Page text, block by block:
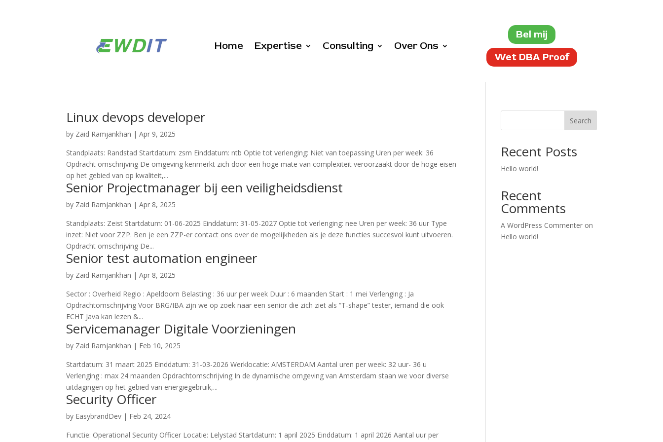
Home Expertise Consulting Over Ons
Bel mij
Wet DBA Proof
Linux devops developer
by Zaid Ramjankhan |Apr 9, 2025
Standplaats: Randstad Startdatum: zsm Einddatum: ntb Optie tot verlenging: Niet van toepassing Uren per week: 36
Opdracht omschrijving De omgeving kenmerkt zich door een hoge mate van complexiteit veroorzaakt door de hoge eisen
op het gebied van op kwaliteit,...
Senior Projectmanager bij een veiligheidsdienst
by Zaid Ramjankhan |Apr 8, 2025
Standplaats: Zeist Startdatum: 01-06-2025 Einddatum: 31-05-2027 Optie tot verlenging: nee Uren per week: 36 uur Type
inzet: Niet voor ZZP. Ben je een ZZP-er contact ons over de mogelijkheden als je deze functies succesvol kunt uitvoeren.
Opdracht omschrijving De...
Senior test automation engineer
by Zaid Ramjankhan |Apr 8, 2025
Sector : Overheid Regio : Apeldoorn Belasting : 36 uur per week Duur : 6 maanden Start : 1 mei Verlenging : Ja
Opdrachtomschrijving Voor BRG/IBA zijn we op zoek naar een senior die zich ziet als “T-shape” tester, iemand die ook
ECHT Java kan lezen &...
Servicemanager Digitale Voorzieningen
by Zaid Ramjankhan | Feb 10, 2025
Startdatum: 31 maart 2025 Einddatum: 31-03-2026 Werklocatie: AMSTERDAM Aantal uren per week: 32 uur- 36 u
Verlenging : max 24 maanden Opdrachtomschrijving In de dynamische omgeving van Amsterdam staan we voor diverse
uitdagingen op het gebied van energiegebruik,...
Security Officer
by EasybrandDev | Feb 24, 2024
Functie: Operational Security Officer Locatie: Lelystad Startdatum: 1 april 2025 Einddatum: 1 april 2026 Aantal uur per
Search
Recent Posts
Hello world!
Recent
Comments
A WordPress Commenter on
Hello world!